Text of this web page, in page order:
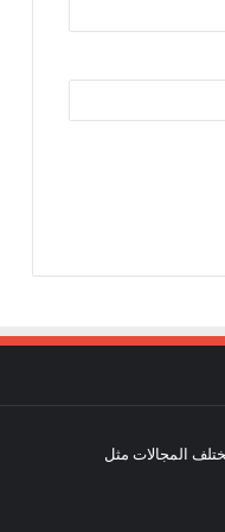
المجالات مثل